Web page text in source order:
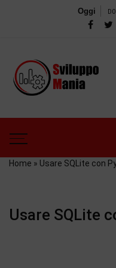
Oggi
professionale dedicato
alla Tecnologia! Tools –
Recensioni e tanto altro
Home » Usare SQLite con
Usare SQLite